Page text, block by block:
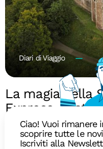
Diari di Viaggio
La magia della
Express,
misteriose
Immergetevi
Ciao! Vuoi
scoprire tutte le
Iscriviti alla